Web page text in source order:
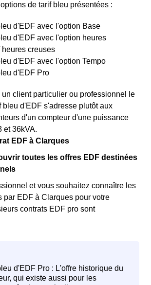
de tarif bleu présentées :
d'EDF avec l'option Base
d'EDF avec l'option heures
heures creuses
d'EDF avec l'option Tempo
d'EDF Pro
client particulier ou professionnel le
bleu d'EDF s'adresse plutôt aux
d'un compteur d'une puissance
et 36kVA.
EDF à Clarques
toutes les offres EDF destinées
et vous souhaitez connaître les
par EDF à Clarques pour votre
contrats EDF pro sont